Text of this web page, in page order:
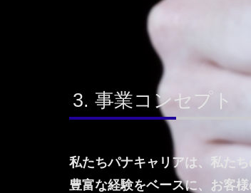
事業コンセプト
私たちパナキャリアは、私た
豊富な経験をベースに、お客